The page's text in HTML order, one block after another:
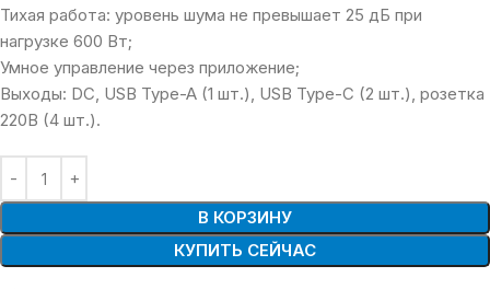
Тихая работа: уровень шума не превышает 25 дБ при
нагрузке 600 Вт;
Умное управление через приложение;
Выходы: DC, USB Type-A (1 шт.), USB Type-C (2 шт.), розетка
220В (4 шт.).
В КОРЗИНУ
КУПИТЬ СЕЙЧАС